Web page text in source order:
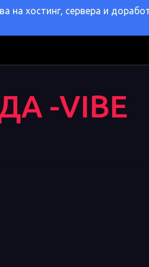
хостинг, сервера и
-VIBE